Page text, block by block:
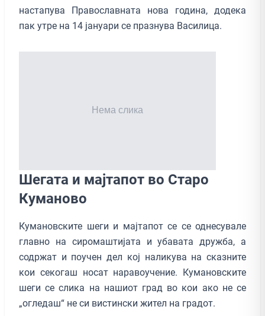
настапува Православната нова година, додека
пак утре на 14 јануари се празнува Василица.
Шегата и мајтапот во Старо
Куманово
Кумановските шеги и мајтапот се се однесувале
главно на сиромаштијата и убавата дружба, а
содржат и поучен дел кој наликува на сказните
кои секогаш носат наравоучение. Кумановските
шеги се слика на нашиот град во кои ако не се
„огледаш“ не си вистински жител на градот.